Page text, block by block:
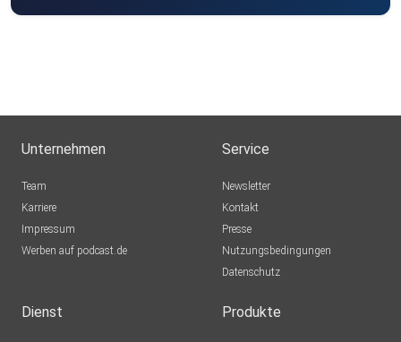
https://mue-
Unternehmen
Team
Karriere
Impressum
Werben auf podcast.de
Service
Newsletter
Kontakt
Presse
Nutzungsbedingungen
Datenschutz
Dienst Produkte